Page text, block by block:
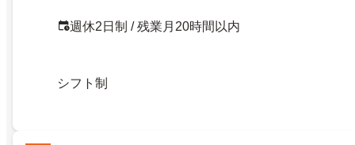
週休2日制 / 残業月20時間以内
シフト制